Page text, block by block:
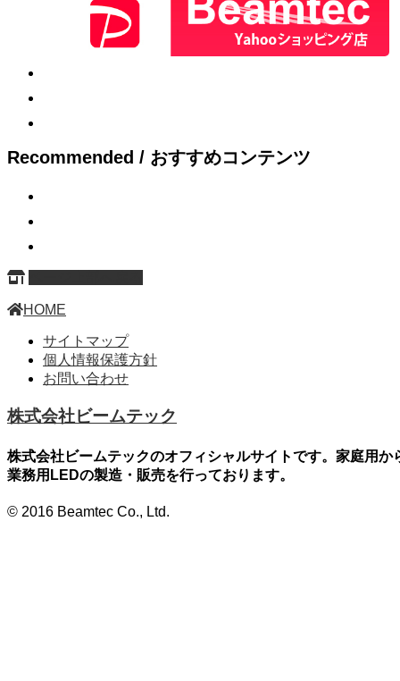
Recommended / おすすめコンテンツ
HOME
サイトマップ
個人情報保護方針
お問い合わせ
株式会社ビームテック
株式会社ビームテックのオフィシャルサイトです。家庭用か
業務用LEDの製造・販売を行っております。
© 2016 Beamtec Co., Ltd.